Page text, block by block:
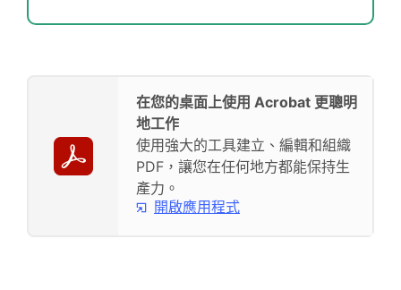
在您的桌面上使用 Acrobat 更聰明
地工作
使用強大的工具建立、編輯和組織
PDF，讓您在任何地方都能保持生
產力。
開啟應用程式